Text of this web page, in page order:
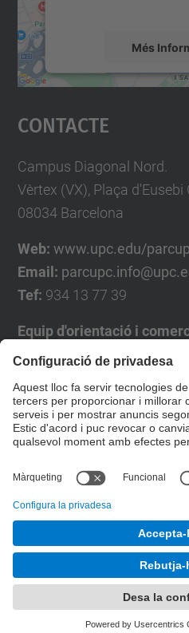
Més
powered by
Contacte
Campus Diagonal Nord.
Vèrtex (VX), Plaça d'Eusebi
08034 Barcelona
Web: www.upc.edu/
Email:
Tef: 934 13 77 39
Equip d'orientació i
José Luís Grande
Tel. 93 4137194
jose.luis.grande@upc.edu
Formulari de contacte
Desenvolupat amb